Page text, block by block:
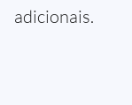
adicionais.